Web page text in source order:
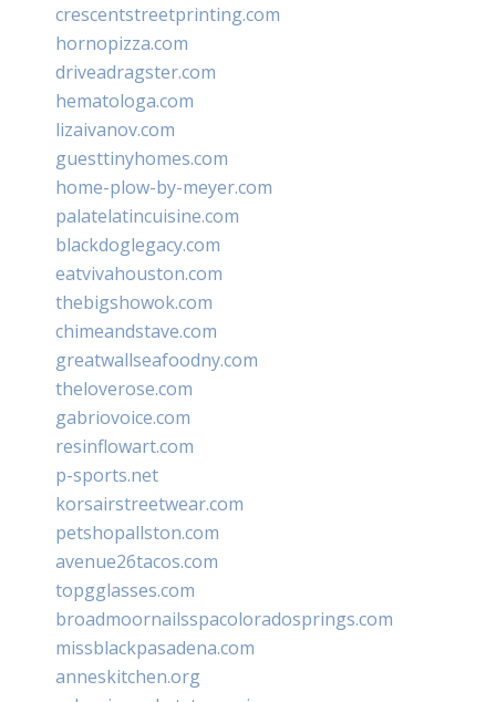
crescentstreetprinting.com
hornopizza.com
driveadragster.com
hematologa.com
lizaivanov.com
guesttinyhomes.com
home-plow-by-meyer.com
palatelatincuisine.com
blackdoglegacy.com
eatvivahouston.com
thebigshowok.com
chimeandstave.com
greatwallseafoodny.com
theloverose.com
gabriovoice.com
resinflowart.com
p-sports.net
korsairstreetwear.com
petshopallston.com
avenue26tacos.com
topgglasses.com
broadmoornailsspacoloradosprings.com
missblackpasadena.com
anneskitchen.org